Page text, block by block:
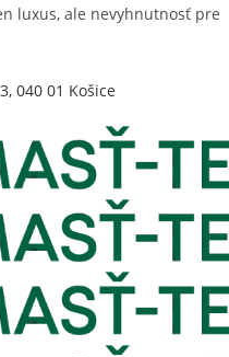
luxus, ale nevyhnutnosť pre
040 01 Košice